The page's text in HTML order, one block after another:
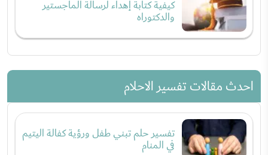
كيفية كتابة إهداء لرسالة الماجستير
والدكتوراه
احدث مقالات تفسير الاحلام
تفسير حلم تبني طفل ورؤية كفالة اليتيم
في المنام